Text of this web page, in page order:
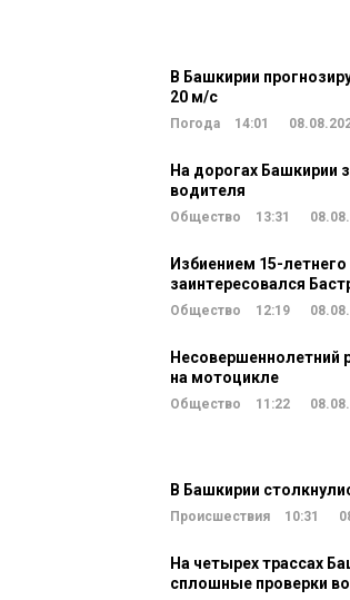
В Башкирии
20 м/c
Погода 14:01
На дорогах Башкирии
водителя
Общество 13:31
Избиением 15-
заинтересовался
Общество 12:19
Несовершеннолетний
на мотоцикле
Общество 11:22
В Башкирии
Происшествия 10:31
На четырех трассах
сплошные проверки